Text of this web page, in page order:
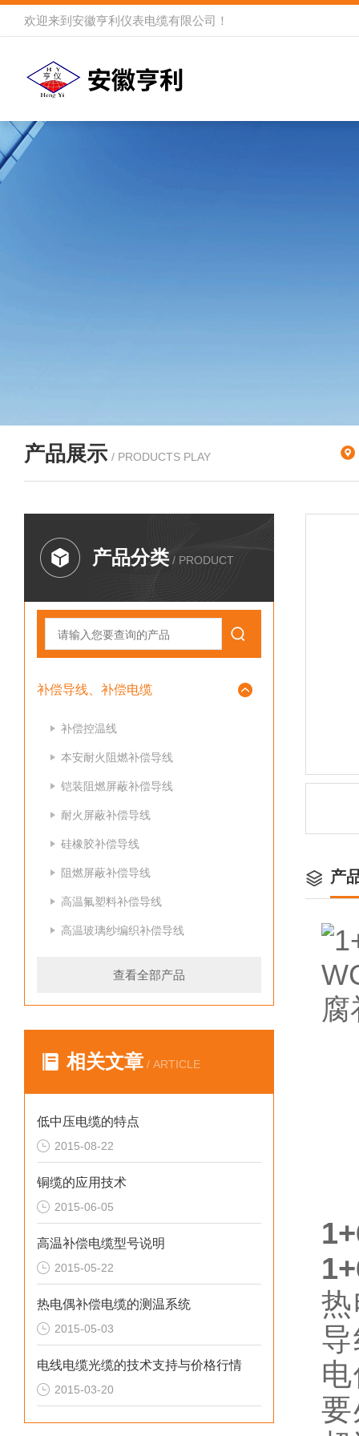
欢迎来到 安徽亨利仪表电缆有限公司 ！
产品展示 / PRODUCTS PLAY
产品分类 / PRODUCT
补偿导线、补偿电缆
补偿控温线
本安耐火阻燃补偿导线
铠装阻燃屏蔽补偿导线
耐火屏蔽补偿导线
硅橡胶补偿导线
阻燃屏蔽补偿导线
高温氟塑料补偿导线
高温玻璃纱编织补偿导线
查看全部产品
相关文章 / ARTICLE
低中压电缆的特点
2015-08-22
铜缆的应用技术
2015-06-05
高温补偿电缆型号说明
2015-05-22
热电偶补偿电缆的测温系统
2015-05-03
电线电缆光缆的技术支持与价格行情
2015-03-20
产